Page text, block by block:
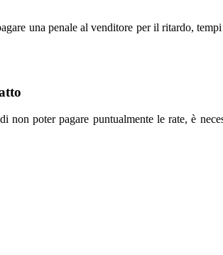
una penale al venditore per il ritardo,
poter pagare puntualmente le rate, è